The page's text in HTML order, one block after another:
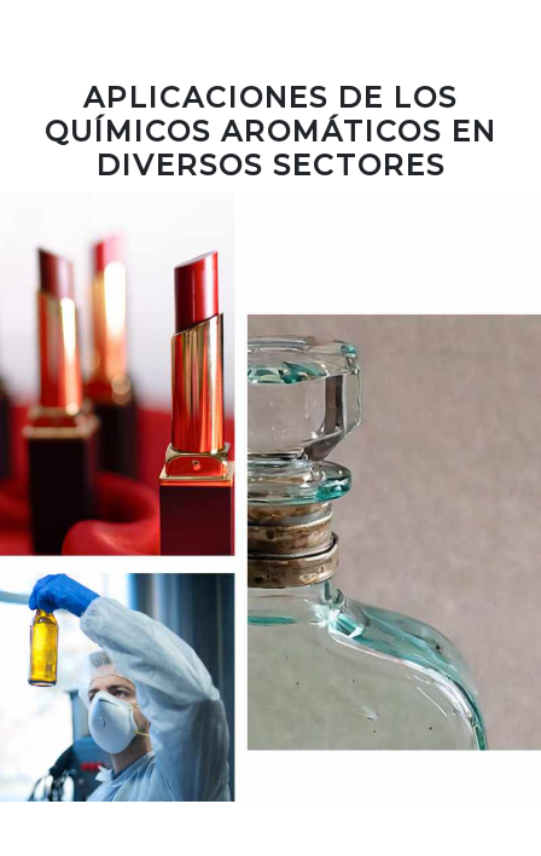
APLICACIONES DE LOS
QUÍMICOS AROMÁTICOS EN
DIVERSOS SECTORES